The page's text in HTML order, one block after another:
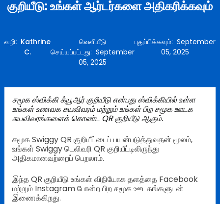
குறியீடு: உங்கள் ஆர்டர்களை அதிகரிக்கவும்
வழி: Kathrine
C.
வெளியீடு
செய்யப்பட்டது: September
05, 2025
புதுப்பிக்கவும்: September
05, 2025
சமூக ஸ்விக்கி க்யூஆர் குறியீடு என்பது ஸ்விக்கியில் உள்ள
உங்கள் உணவக சுயவிவரம் மற்றும் உங்கள் பிற சமூக ஊடக
சுயவிவரங்களைக் கொண்ட QR குறியீடு ஆகும்.
சமூக Swiggy QR குறியீட்டைப் பயன்படுத்துவதன் மூலம்,
உங்கள் Swiggy டெலிவரி QR குறியீட்டிலிருந்து
அதிகமானவற்றைப் பெறலாம்.
இந்த QR குறியீடு உங்கள் விநியோக தளத்தை Facebook
மற்றும் Instagram போன்ற பிற சமூக ஊடகங்களுடன்
இணைக்கிறது.